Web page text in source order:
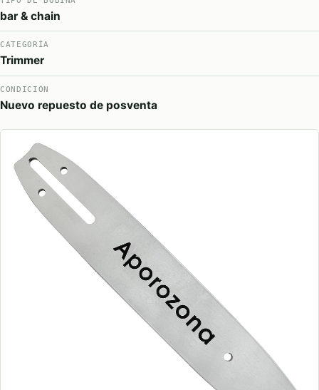
bar & chain
CATEGORÍA
Trimmer
CONDICIÓN
Nuevo repuesto de posventa